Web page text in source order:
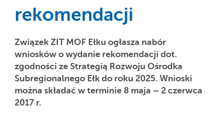
rekomendacji
Związek ZIT MOF Ełku ogłasza nabór
wniosków o wydanie rekomendacji dot.
zgodności ze Strategią Rozwoju Ośrodka
Subregionalnego Ełk do roku 2025. Wnioski
można składać w terminie 8 maja – 2 czerwca
2017 r.